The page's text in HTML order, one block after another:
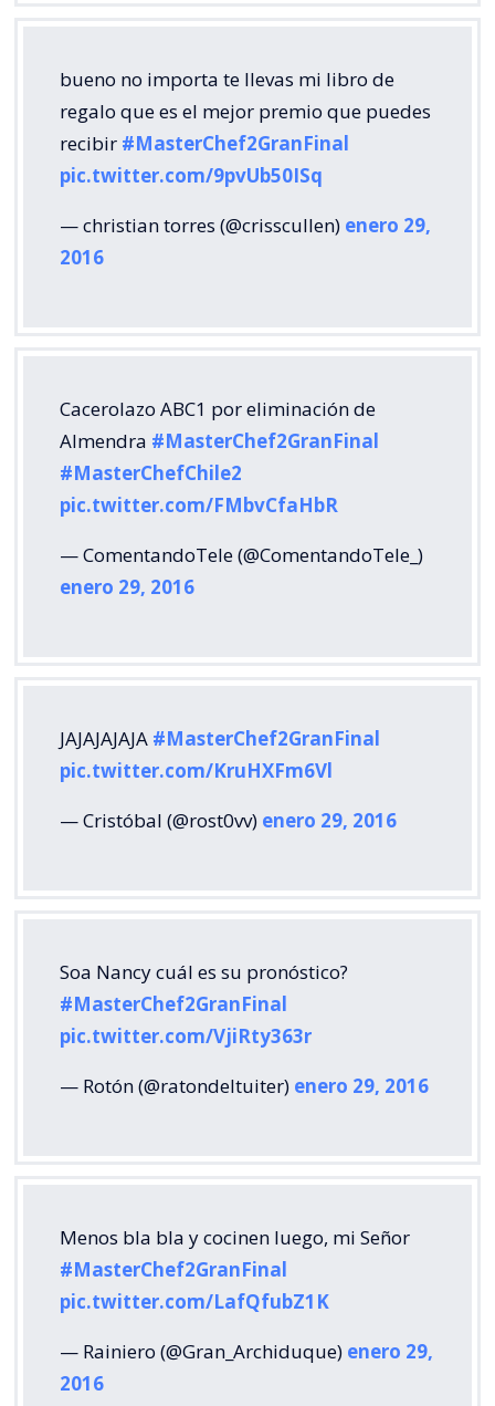
bueno no importa te llevas mi libro de
regalo que es el mejor premio que puedes
recibir #MasterChef2GranFinal
pic.twitter.com/9pvUb50ISq
— christian torres (@crisscullen) enero 29,
2016
Cacerolazo ABC1 por eliminación de
Almendra #MasterChef2GranFinal
#MasterChefChile2
pic.twitter.com/FMbvCfaHbR
— ComentandoTele (@ComentandoTele_)
enero 29, 2016
JAJAJAJAJA #MasterChef2GranFinal
pic.twitter.com/KruHXFm6Vl
— Cristóbal (@rost0vv) enero 29, 2016
Soa Nancy cuál es su pronóstico?
#MasterChef2GranFinal
pic.twitter.com/VjiRty363r
— Rotón (@ratondeltuiter) enero 29, 2016
Menos bla bla y cocinen luego, mi Señor
#MasterChef2GranFinal
pic.twitter.com/LafQfubZ1K
— Rainiero (@Gran_Archiduque) enero 29,
2016